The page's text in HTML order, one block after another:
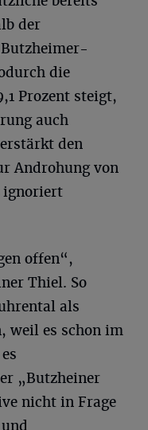
der
die
Prozent steigt,
auch
den
Androhung von
ignoriert
offen“,
Thiel. So
als
weil es schon im
„Butzheiner
nicht in Frage